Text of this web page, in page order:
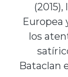
Europea
los
Bataclan